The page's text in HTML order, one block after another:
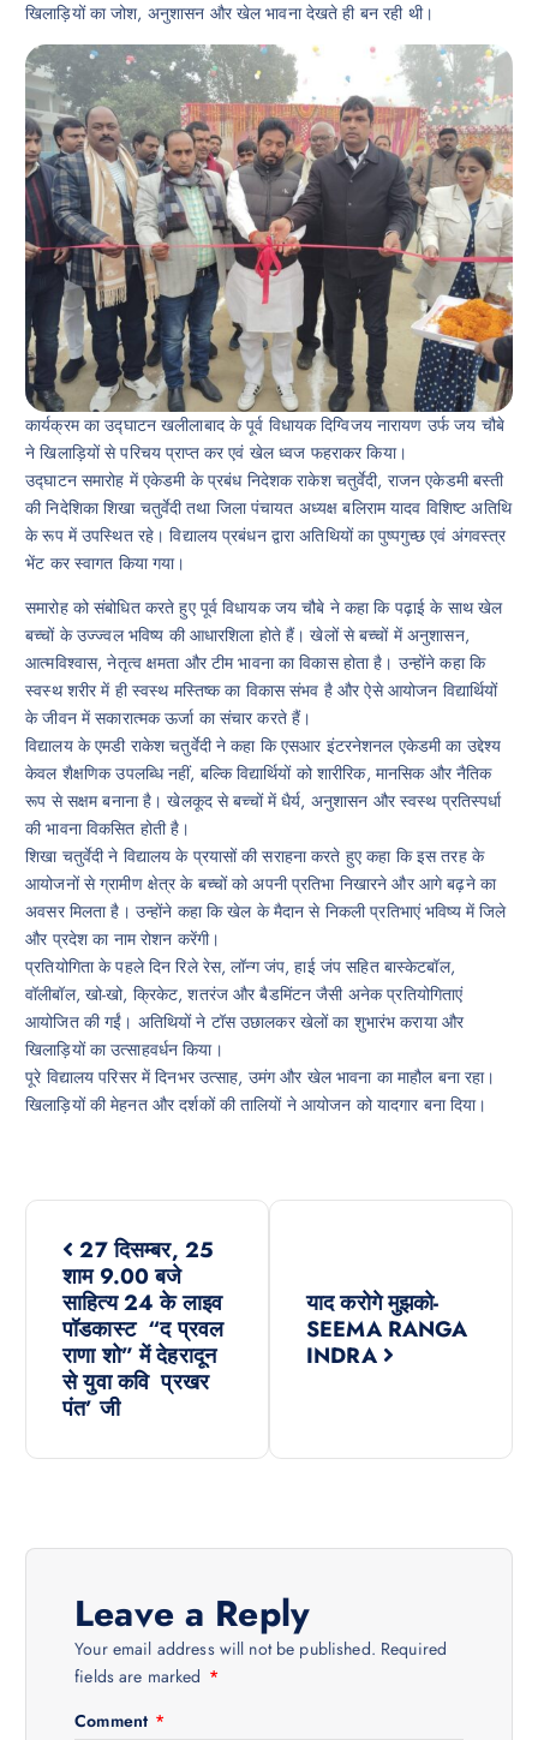
खिलाड़ियों का जोश, अनुशासन और खेल भावना देखते ही बन रही थी।
कार्यक्रम का उद्घाटन खलीलाबाद के पूर्व विधायक दिग्विजय नारायण उर्फ जय चौबे
ने खिलाड़ियों से परिचय प्राप्त कर एवं खेल ध्वज फहराकर किया।
उद्घाटन समारोह में एकेडमी के प्रबंध निदेशक राकेश चतुर्वेदी, राजन एकेडमी बस्ती
की निदेशिका शिखा चतुर्वेदी तथा जिला पंचायत अध्यक्ष बलिराम यादव विशिष्ट अतिथि
के रूप में उपस्थित रहे। विद्यालय प्रबंधन द्वारा अतिथियों का पुष्पगुच्छ एवं अंगवस्त्र
भेंट कर स्वागत किया गया।
समारोह को संबोधित करते हुए पूर्व विधायक जय चौबे ने कहा कि पढ़ाई के साथ खेल
बच्चों के उज्ज्वल भविष्य की आधारशिला होते हैं। खेलों से बच्चों में अनुशासन,
आत्मविश्वास, नेतृत्व क्षमता और टीम भावना का विकास होता है। उन्होंने कहा कि
स्वस्थ शरीर में ही स्वस्थ मस्तिष्क का विकास संभव है और ऐसे आयोजन विद्यार्थियों
के जीवन में सकारात्मक ऊर्जा का संचार करते हैं।
विद्यालय के एमडी राकेश चतुर्वेदी ने कहा कि एसआर इंटरनेशनल एकेडमी का उद्देश्य
केवल शैक्षणिक उपलब्धि नहीं, बल्कि विद्यार्थियों को शारीरिक, मानसिक और नैतिक
रूप से सक्षम बनाना है। खेलकूद से बच्चों में धैर्य, अनुशासन और स्वस्थ प्रतिस्पर्धा
की भावना विकसित होती है।
शिखा चतुर्वेदी ने विद्यालय के प्रयासों की सराहना करते हुए कहा कि इस तरह के
आयोजनों से ग्रामीण क्षेत्र के बच्चों को अपनी प्रतिभा निखारने और आगे बढ़ने का
अवसर मिलता है। उन्होंने कहा कि खेल के मैदान से निकली प्रतिभाएं भविष्य में जिले
और प्रदेश का नाम रोशन करेंगी।
प्रतियोगिता के पहले दिन रिले रेस, लॉन्ग जंप, हाई जंप सहित बास्केटबॉल,
वॉलीबॉल, खो-खो, क्रिकेट, शतरंज और बैडमिंटन जैसी अनेक प्रतियोगिताएं
आयोजित की गईं। अतिथियों ने टॉस उछालकर खेलों का शुभारंभ कराया और
खिलाड़ियों का उत्साहवर्धन किया।
पूरे विद्यालय परिसर में दिनभर उत्साह, उमंग और खेल भावना का माहौल बना रहा।
खिलाड़ियों की मेहनत और दर्शकों की तालियों ने आयोजन को यादगार बना दिया।
P
n
27 दिसम्बर, 25
शाम 9.00 बजे
साहित्य 24 के लाइव
पॉडकास्ट “द प्रवल
राणा शो” में देहरादून
से युवा कवि प्रखर
पंत’ जी
याद करोगे मुझको-
SEEMA RANGA
INDRA
Leave a Reply
Your email address will not be published. Required
fields are marked *
Comment *